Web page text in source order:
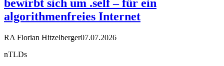
bewirbt sich um .self – für ein
algorithmenfreies Internet
RA Florian Hitzelberger07.07.2026
nTLDs